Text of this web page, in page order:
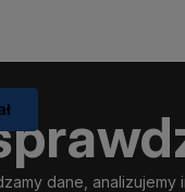
dane, analizujemy